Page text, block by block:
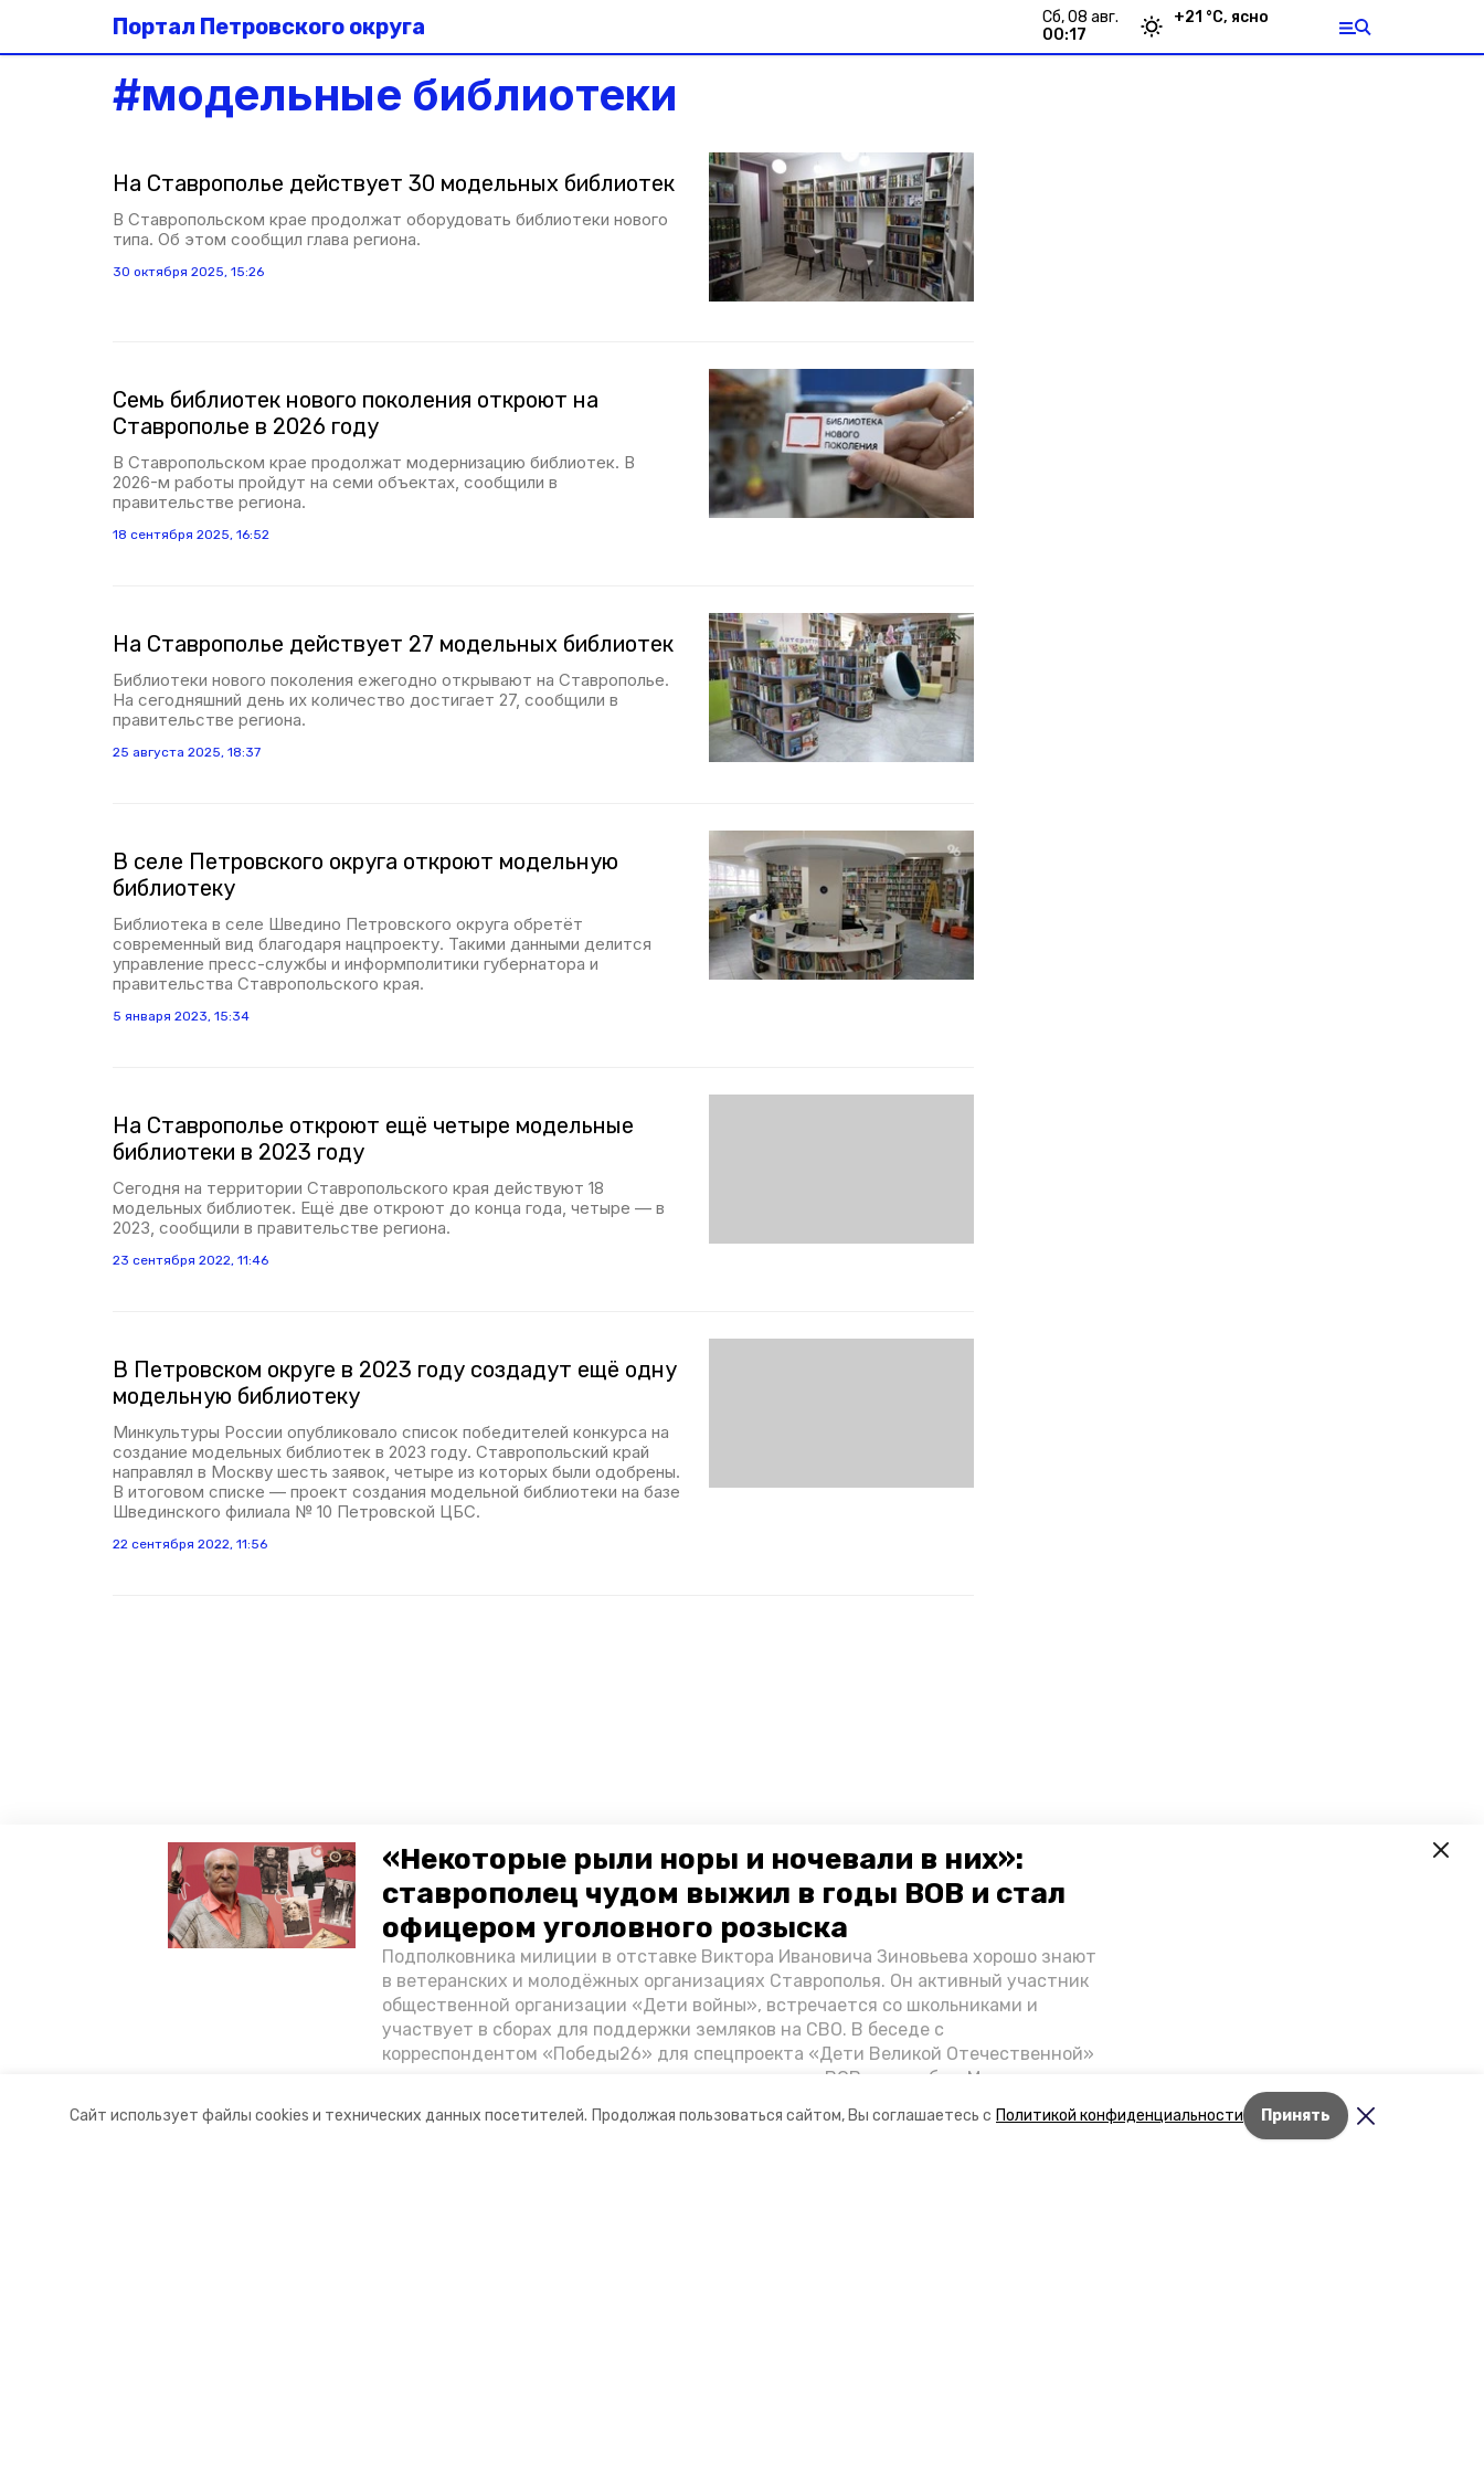
Сайт использует файлы cookies и технических данных посетителей. Продолжая пользоваться сайтом, Вы соглашаетесь с Политикой конфиденциальности Принять
«Некоторые рыли норы и ночевали в них»:
ставрополец чудом выжил в годы ВОВ и стал
офицером уголовного розыска
Подполковника милиции в отставке Виктора Ивановича Зиновьева хорошо знают
в ветеранских и молодёжных организациях Ставрополья. Он активный участник
общественной организации «Дети войны», встречается со школьниками и
участвует в сборах для поддержки земляков на СВО. В беседе с
корреспондентом «Победы26» для спецпроекта «Дети Великой Отечественной»
ветеран рассказал о зверствах оккупантов в годы ВОВ, о службе в Москве,
Ставрополье.
Портал Петровского округа
сб, 08 авг.
00:17
+21 °С, ясно
#модельные библиотеки
На Ставрополье действует 30 модельных библиотек
В Ставропольском крае продолжат оборудовать библиотеки нового
типа. Об этом сообщил глава региона.
30 октября 2025, 15:26
Семь библиотек нового поколения откроют на
Ставрополье в 2026 году
В Ставропольском крае продолжат модернизацию библиотек. В
2026-м работы пройдут на семи объектах, сообщили в
правительстве региона.
18 сентября 2025, 16:52
На Ставрополье действует 27 модельных библиотек
Библиотеки нового поколения ежегодно открывают на Ставрополье.
На сегодняшний день их количество достигает 27, сообщили в
правительстве региона.
25 августа 2025, 18:37
В селе Петровского округа откроют модельную
библиотеку
Библиотека в селе Шведино Петровского округа обретёт
современный вид благодаря нацпроекту. Такими данными делится
управление пресс-службы и информполитики губернатора и
правительства Ставропольского края.
5 января 2023, 15:34
На Ставрополье откроют ещё четыре модельные
библиотеки в 2023 году
Сегодня на территории Ставропольского края действуют 18
модельных библиотек. Ещё две откроют до конца года, четыре — в
2023, сообщили в правительстве региона.
23 сентября 2022, 11:46
В Петровском округе в 2023 году создадут ещё одну
модельную библиотеку
Минкультуры России опубликовало список победителей конкурса на
создание модельных библиотек в 2023 году. Ставропольский край
направлял в Москву шесть заявок, четыре из которых были одобрены.
В итоговом списке — проект создания модельной библиотеки на базе
Швединского филиала № 10 Петровской ЦБС.
22 сентября 2022, 11:56